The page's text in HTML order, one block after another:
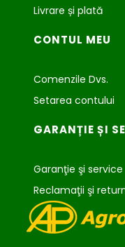
Livrare și plată
CONTUL MEU
Comenzile Dvs.
Setarea contului
GARANȚIE ȘI
Garanţie şi service
Reclamaţii şi